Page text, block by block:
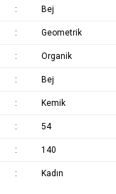
: Bej
: Geometrik
: Organik
: Bej
: Kemik
: 54
: 140
: Kadın